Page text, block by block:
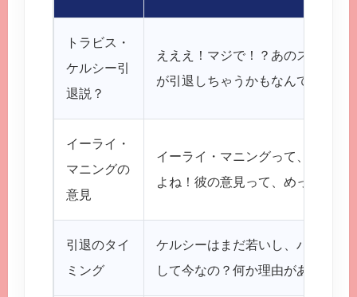
トラビス・
ケルシー引
退説？
えええ！マジで！？あのスーパー
が引退しちゃうかもなんて、考え
イーライ・
マニングの
意見
イーライ・マニングって、あの有
よね！彼の意見って、めっちゃ説
引退のタイ
ミング
ケルシーはまだ若いし、パフォー
して今なの？何か理由があるのか